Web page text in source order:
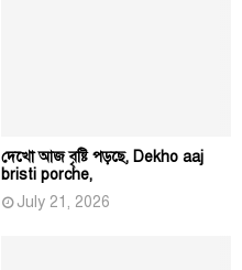
দেখো আজ বৃষ্টি পড়ছে, Dekho aaj
bristi porche,
July 21, 2026